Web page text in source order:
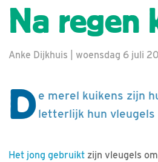
Na regen
Anke Dijkhuis | woensdag 6 juli
De merel kuikens zijn
letterlijk hun vleugels
Het jong gebruikt zijn vleugels